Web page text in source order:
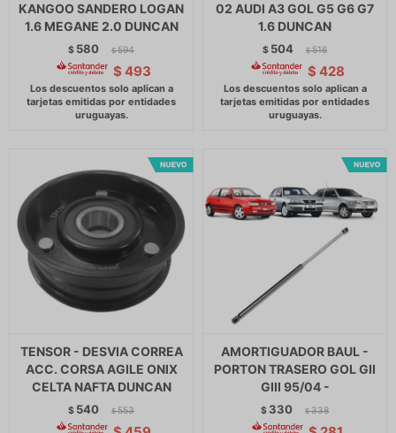
KANGOO SANDERO LOGAN
1.6 MEGANE 2.0 DUNCAN
$ 580 $ 594
$ 493
02 AUDI A3 GOL G5 G6 G7
1.6 DUNCAN
$ 504 $ 516
$ 428
TENSOR - DESVIA CORREA
ACC. CORSA AGILE ONIX
CELTA NAFTA DUNCAN
$ 540 $ 553
AMORTIGUADOR BAUL -
PORTON TRASERO GOL GII
GIII 95/04 -
$ 330 $ 338